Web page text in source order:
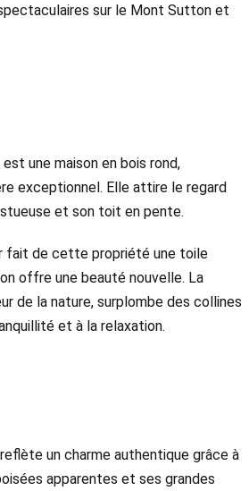
sur le Mont Sutton et
une maison en bois rond,
exceptionnel. Elle attire le regard
et son toit en pente.
fait de cette propriété une toile
offre une beauté nouvelle. La
de la nature, surplombe des collines
et à la relaxation.
reflète un charme authentique grâce à
apparentes et ses grandes